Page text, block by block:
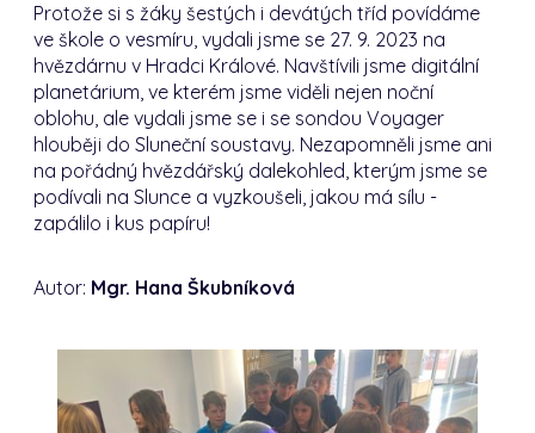
Protože si s žáky šestých i devátých tříd povídáme
ve škole o vesmíru, vydali jsme se 27. 9. 2023 na
hvězdárnu v Hradci Králové. Navštívili jsme digitální
planetárium, ve kterém jsme viděli nejen noční
oblohu, ale vydali jsme se i se sondou Voyager
hlouběji do Sluneční soustavy. Nezapomněli jsme ani
na pořádný hvězdářský dalekohled, kterým jsme se
podívali na Slunce a vyzkoušeli, jakou má sílu -
zapálilo i kus papíru!
Autor: Mgr. Hana Škubníková